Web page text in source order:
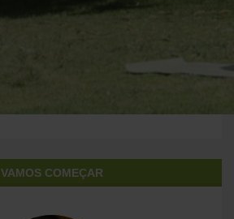
VAMOS COMEÇAR